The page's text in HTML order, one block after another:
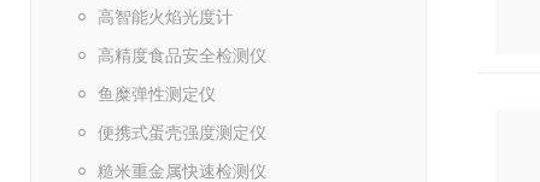
高智能火焰光度计
高精度食品安全检测仪
鱼糜弹性测定仪
便携式蛋壳强度测定仪
糙米重金属快速检测仪